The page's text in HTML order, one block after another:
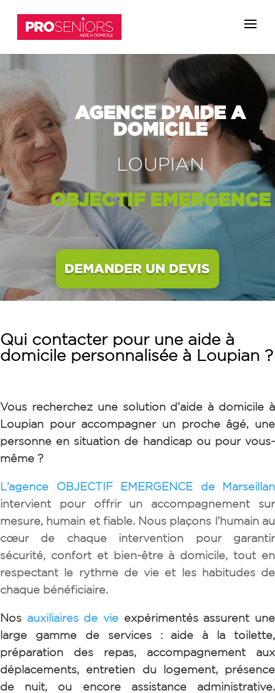
AGENCE D’AIDE A
DOMICILE
LOUPIAN
OBJECTIF EMERGENCE
DEMANDER UN DEVIS
Qui contacter pour une aide à
domicile personnalisée à Loupian ?
Vous recherchez une solution d’aide à domicile à
Loupian pour accompagner un proche âgé, une
personne en situation de handicap ou pour vous-
même ?
L’agence OBJECTIF EMERGENCE de Marseillan
intervient pour offrir un accompagnement sur
mesure, humain et fiable. Nous plaçons l’humain au
cœur de chaque intervention pour garantir
sécurité, confort et bien-être à domicile, tout en
respectant le rythme de vie et les habitudes de
chaque bénéficiaire.
Nos auxiliaires de vie expérimentés assurent une
large gamme de services : aide à la toilette,
préparation des repas, accompagnement aux
déplacements, entretien du logement, présence
de nuit, ou encore assistance administrative.